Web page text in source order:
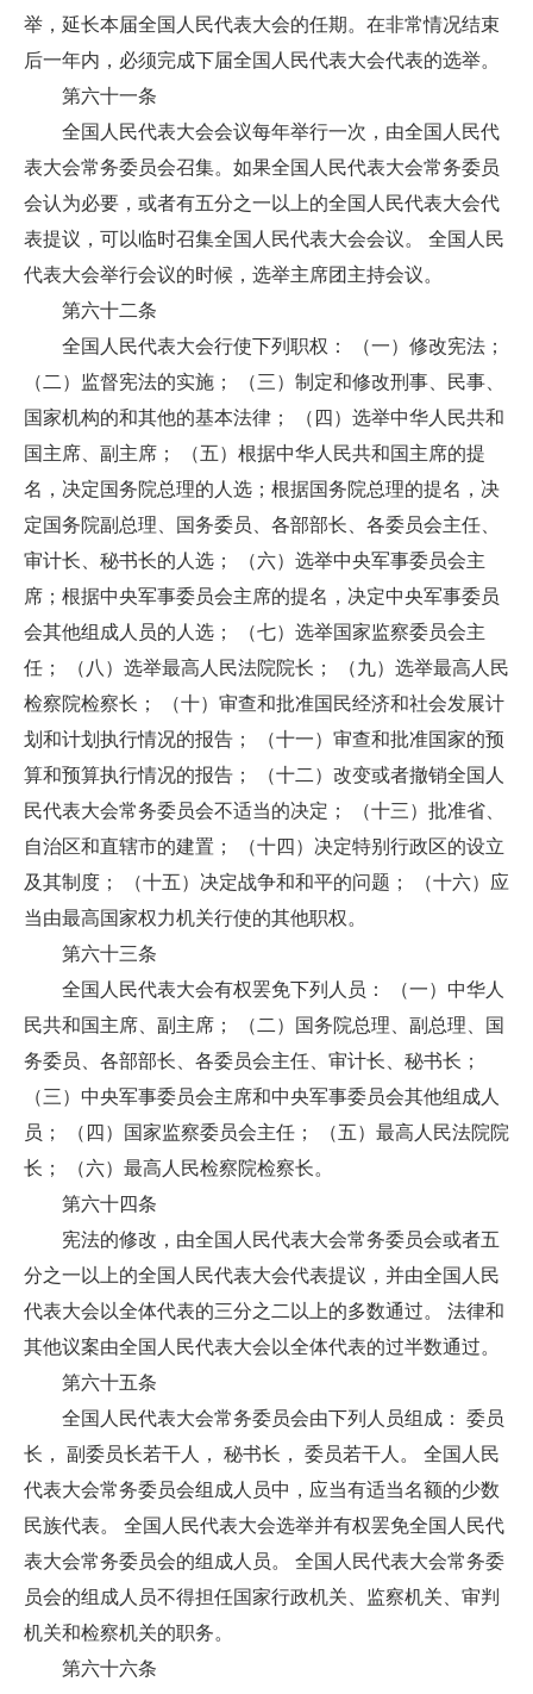
举，延长本届全国人民代表大会的任期。在非常情况结束
后一年内，必须完成下届全国人民代表大会代表的选举。
第六十一条
全国人民代表大会会议每年举行一次，由全国人民代
表大会常务委员会召集。如果全国人民代表大会常务委员
会认为必要，或者有五分之一以上的全国人民代表大会代
表提议，可以临时召集全国人民代表大会会议。 全国人民
代表大会举行会议的时候，选举主席团主持会议。
第六十二条
全国人民代表大会行使下列职权： （一）修改宪法；
（二）监督宪法的实施； （三）制定和修改刑事、民事、
国家机构的和其他的基本法律； （四）选举中华人民共和
国主席、副主席； （五）根据中华人民共和国主席的提
名，决定国务院总理的人选；根据国务院总理的提名，决
定国务院副总理、国务委员、各部部长、各委员会主任、
审计长、秘书长的人选； （六）选举中央军事委员会主
席；根据中央军事委员会主席的提名，决定中央军事委员
会其他组成人员的人选； （七）选举国家监察委员会主
任； （八）选举最高人民法院院长； （九）选举最高人民
检察院检察长； （十）审查和批准国民经济和社会发展计
划和计划执行情况的报告； （十一）审查和批准国家的预
算和预算执行情况的报告； （十二）改变或者撤销全国人
民代表大会常务委员会不适当的决定； （十三）批准省、
自治区和直辖市的建置； （十四）决定特别行政区的设立
及其制度； （十五）决定战争和和平的问题； （十六）应
当由最高国家权力机关行使的其他职权。
第六十三条
全国人民代表大会有权罢免下列人员： （一）中华人
民共和国主席、副主席； （二）国务院总理、副总理、国
务委员、各部部长、各委员会主任、审计长、秘书长；
（三）中央军事委员会主席和中央军事委员会其他组成人
员； （四）国家监察委员会主任； （五）最高人民法院院
长； （六）最高人民检察院检察长。
第六十四条
宪法的修改，由全国人民代表大会常务委员会或者五
分之一以上的全国人民代表大会代表提议，并由全国人民
代表大会以全体代表的三分之二以上的多数通过。 法律和
其他议案由全国人民代表大会以全体代表的过半数通过。
第六十五条
全国人民代表大会常务委员会由下列人员组成： 委员
长， 副委员长若干人， 秘书长， 委员若干人。 全国人民
代表大会常务委员会组成人员中，应当有适当名额的少数
民族代表。 全国人民代表大会选举并有权罢免全国人民代
表大会常务委员会的组成人员。 全国人民代表大会常务委
员会的组成人员不得担任国家行政机关、监察机关、审判
机关和检察机关的职务。
第六十六条